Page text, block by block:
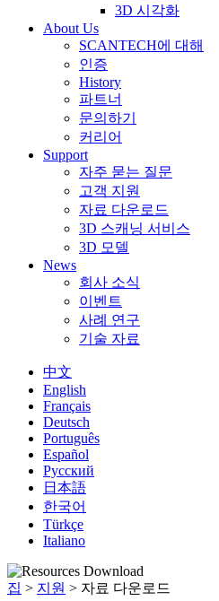
3D 시각화
About Us
SCANTECH에 대해
인증
History
파트너
문의하기
커리어
Support
자주 묻는 질문
고객 지원
자료 다운로드
3D 스캐닝 서비스
3D 모델
News
회사 소식
이벤트
사례 연구
기술 자료
中文
English
Français
Deutsch
Português
Español
Русский
日本語
한국어
Türkçe
Italiano
집 > 지원 > 자료 다운로드